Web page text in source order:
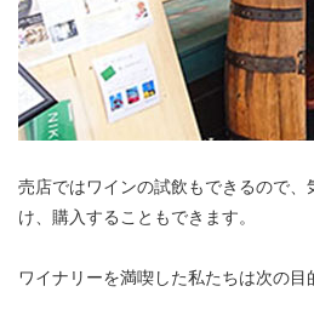
売店ではワインの試飲もできるので
け、購入することもできます。
ワイナリーを満喫した私たちは次の目